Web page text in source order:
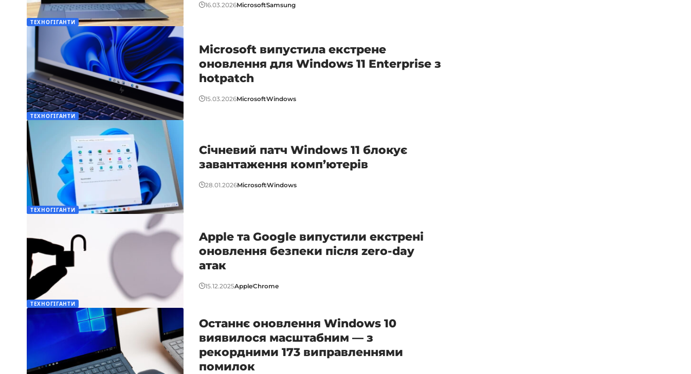
ТЕХНОГІГАНТИ
16.03.2026MicrosoftSamsung
ТЕХНОГІГАНТИ
Microsoft випустила екстрене
оновлення для Windows 11 Enterprise з
hotpatch
15.03.2026MicrosoftWindows
ТЕХНОГІГАНТИ
Січневий патч Windows 11 блокує
завантаження комп’ютерів
28.01.2026MicrosoftWindows
ТЕХНОГІГАНТИ
Apple та Google випустили екстрені
оновлення безпеки після zero-day
атак
15.12.2025AppleChrome
Останнє оновлення Windows 10
виявилося масштабним — з
рекордними 173 виправленнями
помилок